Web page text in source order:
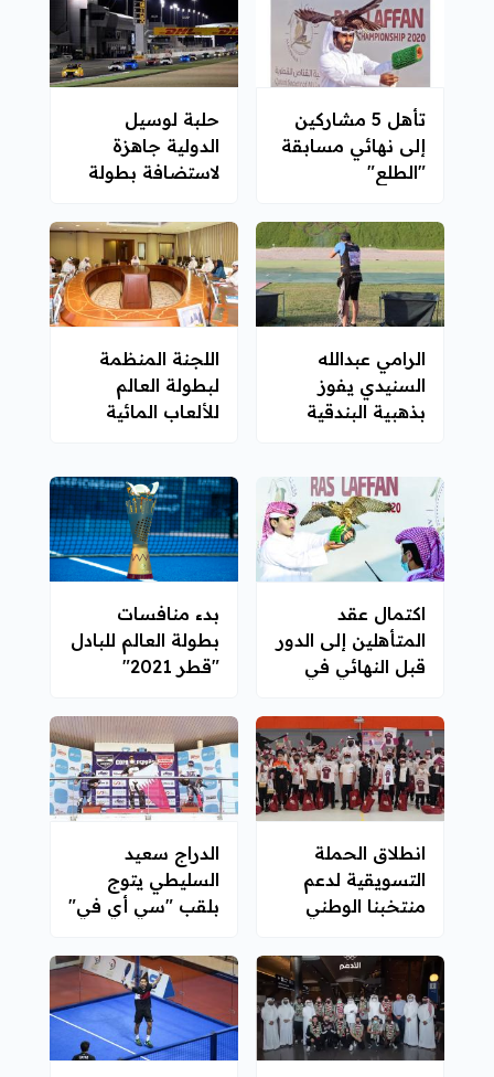
تأهل 5 مشاركين
إلى نهائي مسابقة
"الطلع"
حلبة لوسيل
الدولية جاهزة
لاستضافة بطولة
الرامي عبدالله
السنيدي يفوز
بذهبية البندقية
اللجنة المنظمة
لبطولة العالم
للألعاب المائية
الأول
اكتمال عقد
المتأهلين إلى الدور
قبل النهائي في
بدء منافسات
بطولة العالم للبادل
"قطر 2021"
منتخبًا
انطلاق الحملة
التسويقية لدعم
منتخبنا الوطني
العرب
الدراج سعيد
السليطي يتوج
بلقب "سي أي في"
النارية